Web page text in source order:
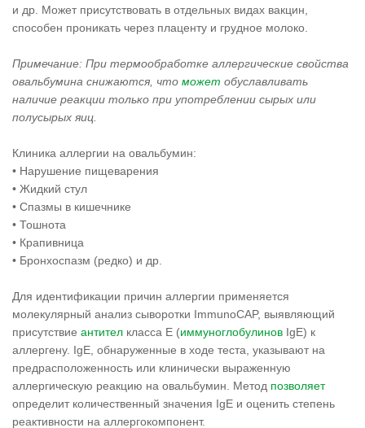
и др. Может присутствовать в отдельных видах вакцин,
способен проникать через плаценту и грудное молоко.
Примечание: При термообработке аллергические свойства
овальбумина снижаются, что может обуславливать
наличие реакции только при употреблении сырых или
полусырых яиц.
Клиника аллергии на овальбумин:
• Нарушение пищеварения
• Жидкий стул
• Спазмы в кишечнике
• Тошнота
• Крапивница
• Бронхоспазм (редко) и др.
Для идентификации причин аллергии применяется
молекулярный анализ сыворотки ImmunoCAP, выявляющий
присутствие антител класса E (иммуноглобулинов IgE) к
аллергену. IgE, обнаруженные в ходе теста, указывают на
предрасположенность или клинически выраженную
аллергическую реакцию на овальбумин. Метод позволяет
определит количественный значения IgE и оценить степень
реактивности на аллергокомпонент.